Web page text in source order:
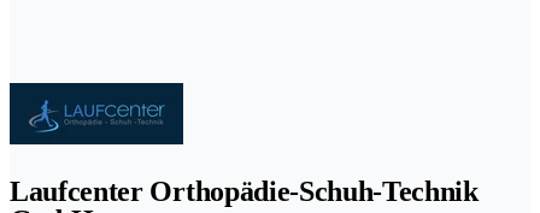
Laufcenter Orthopädie-Schuh-Technik